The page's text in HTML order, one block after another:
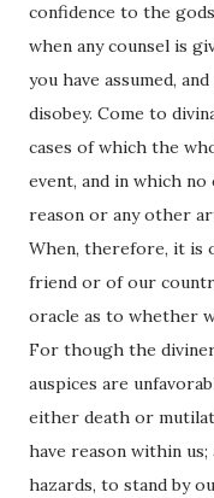
confidence to the
when any counsel is
you have assumed,
disobey. Come to
cases of which the
event, and in which
reason or any other
When, therefore, it is
friend or of our
oracle as to whether
For though the
auspices are
either death or
have reason within
hazards, to stand by